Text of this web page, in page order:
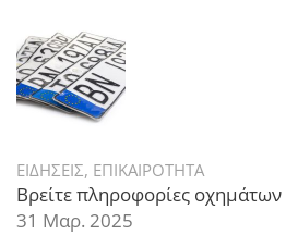
ΕΙΔΗΣΕΙΣ, ΕΠΙΚΑΙΡΟΤΗΤΑ
Βρείτε πληροφορίες οχημάτων
31 Μαρ. 2025